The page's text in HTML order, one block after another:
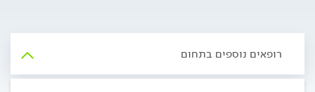
רופאים נוספים בתחום